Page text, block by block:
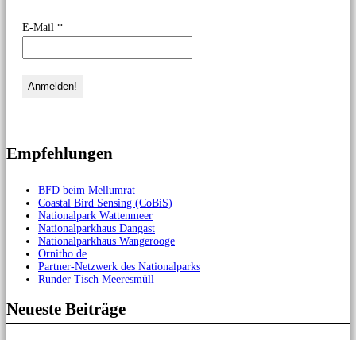
E-Mail *
Empfehlungen
BFD beim Mellumrat
Coastal Bird Sensing (CoBiS)
Nationalpark Wattenmeer
Nationalparkhaus Dangast
Nationalparkhaus Wangerooge
Ornitho.de
Partner-Netzwerk des Nationalparks
Runder Tisch Meeresmüll
Neueste Beiträge